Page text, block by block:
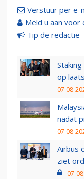
Verstuur per e-
Meld u aan
Tip de redactie
op
07-08-
nadat
07-08-
Airbus
ziet
07-